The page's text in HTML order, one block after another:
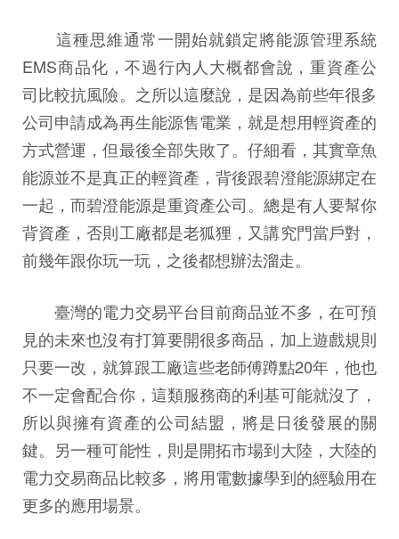
這種思維通常一開始就鎖定將能源管理系統
EMS商品化，不過行內人大概都會說，重資產公
司比較抗風險。之所以這麼說，是因為前些年很多
公司申請成為再生能源售電業，就是想用輕資產的
方式營運，但最後全部失敗了。仔細看，其實章魚
能源並不是真正的輕資產，背後跟碧澄能源綁定在
一起，而碧澄能源是重資產公司。總是有人要幫你
背資產，否則工廠都是老狐狸，又講究門當戶對，
前幾年跟你玩一玩，之後都想辦法溜走。
臺灣的電力交易平台目前商品並不多，在可預
見的未來也沒有打算要開很多商品，加上遊戲規則
只要一改，就算跟工廠這些老師傅蹲點20年，他也
不一定會配合你，這類服務商的利基可能就沒了，
所以與擁有資產的公司結盟，將是日後發展的關
鍵。另一種可能性，則是開拓市場到大陸，大陸的
電力交易商品比較多，將用電數據學到的經驗用在
更多的應用場景。